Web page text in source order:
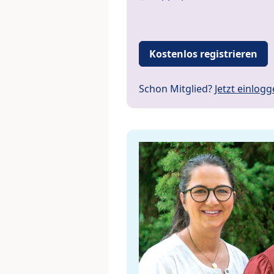
Kostenlos registrieren
Schon Mitglied? Jetzt